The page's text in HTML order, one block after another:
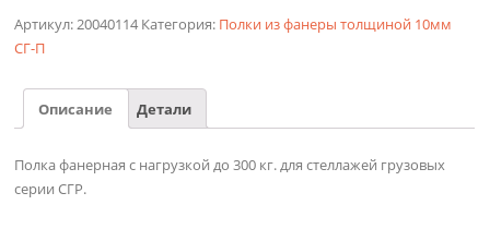
Артикул:20040114 Категория: Полки из фанеры толщиной 10мм
СГ-П
Описание Детали
Полка фанерная с нагрузкой до 300 кг. для стеллажей грузовых
серии СГР.